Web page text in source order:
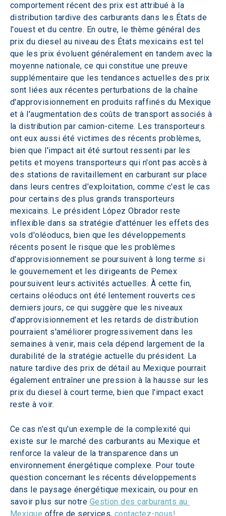
comportement récent des prix est attribué à la
distribution tardive des carburants dans les États de
l'ouest et du centre. En outre, le thème général des
prix du diesel au niveau des États mexicains est tel
que les prix évoluent généralement en tandem avec la
moyenne nationale, ce qui constitue une preuve
supplémentaire que les tendances actuelles des prix
sont liées aux récentes perturbations de la chaîne
d'approvisionnement en produits raffinés du Mexique
et à l'augmentation des coûts de transport associés à
la distribution par camion-citerne. Les transporteurs
ont eux aussi été victimes des récents problèmes,
bien que l'impact ait été surtout ressenti par les
petits et moyens transporteurs qui n'ont pas accès à
des stations de ravitaillement en carburant sur place
dans leurs centres d'exploitation, comme c'est le cas
pour certains des plus grands transporteurs
mexicains. Le président López Obrador reste
inflexible dans sa stratégie d'atténuer les effets des
vols d'oléoducs, bien que les développements
récents posent le risque que les problèmes
d'approvisionnement se poursuivent à long terme si
le gouvernement et les dirigeants de Pemex
poursuivent leurs activités actuelles. À cette fin,
certains oléoducs ont été lentement rouverts ces
derniers jours, ce qui suggère que les niveaux
d'approvisionnement et les retards de distribution
pourraient s'améliorer progressivement dans les
semaines à venir, mais cela dépend largement de la
durabilité de la stratégie actuelle du président. La
nature tardive des prix de détail au Mexique pourrait
également entraîner une pression à la hausse sur les
prix du diesel à court terme, bien que l'impact exact
reste à voir.
Ce cas n'est qu'un exemple de la complexité qui
existe sur le marché des carburants au Mexique et
renforce la valeur de la transparence dans un
environnement énergétique complexe. Pour toute
question concernant les récents développements
dans le paysage énergétique mexicain, ou pour en
savoir plus sur notre Gestion des carburants au
Mexique offre de services, contactez-nous!